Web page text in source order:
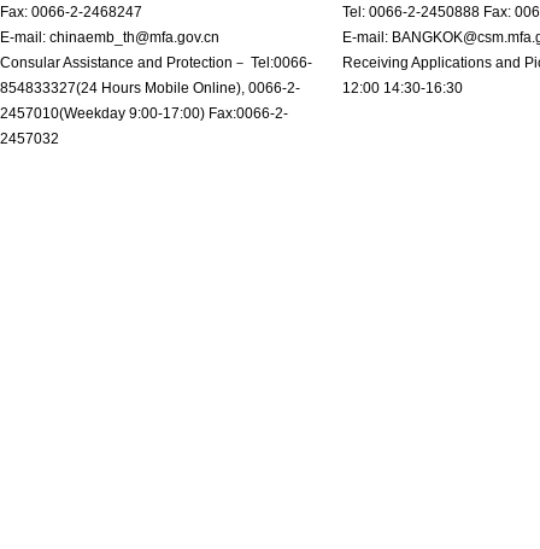
Fax: 0066-2-2468247
E-mail: chinaemb_th@mfa.gov.cn
Consular Assistance and Protection－ Tel:0066-
854833327(24 Hours Mobile Online), 0066-2-
2457010(Weekday 9:00-17:00) Fax:0066-2-
2457032
Tel: 0066-2-2450888 Fax:
E-mail:
Receiving Applications and
12:00 14:30-16:30